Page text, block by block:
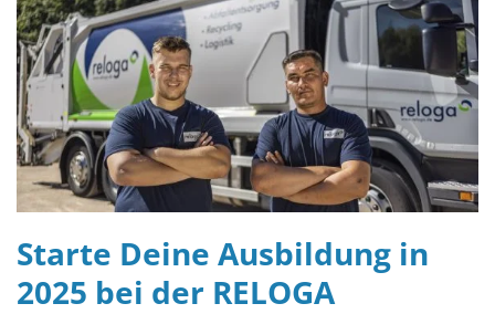
Starte Deine Ausbildung in
2025 bei der RELOGA